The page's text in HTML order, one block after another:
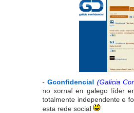
-Gconfidencial (Galicia
no xornal en galego líder
totalmente independente e
esta rede social